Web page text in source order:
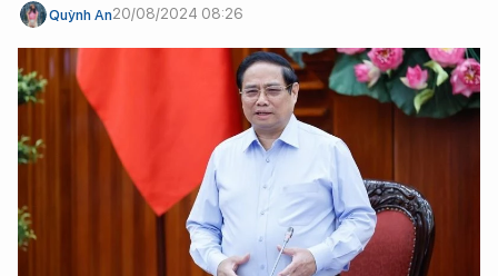
Quỳnh An20/08/2024 08:26